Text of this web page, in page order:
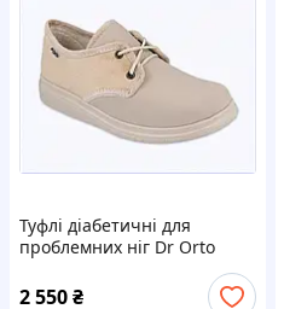
Туфлі діабетичні для
проблемних ніг Dr Orto
87A54MH029
2 550₴